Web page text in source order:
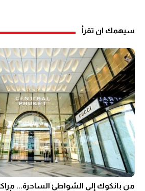
سيهمك ان تقرأ
من بانكوك إلى الشواطئ الساحرة...